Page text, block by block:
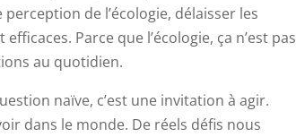
de l’écologie, délaisser les
Parce que l’écologie, ça n’est pas
au quotidien.
naïve, c’est une invitation à agir.
dans le monde. De réels défis nous